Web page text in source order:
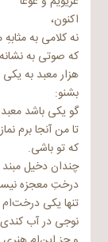
‌اکنون‌،
نه‌ کلامى‌ به‌
که‌ صوتى‌ به‌
‌هز‌ار معبد به‌
بشنو:
گو یکى‌ باشد
تا من‌ ‌آنجا برم‌ نماز
که‌ تو باشى‌.
چند‌ان‌ دخیل‌
درخت‌ِ معجزه‌
تنها یکى‌ درخت‌‌ام‌
نوجى‌ در ‌آب‌